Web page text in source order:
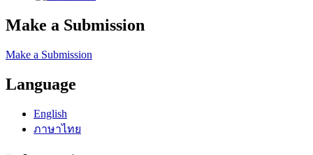
Make a Submission
Make a Submission
Language
English
ภาษาไทย